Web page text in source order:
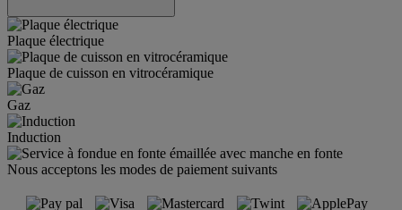
Plaque électrique
Plaque de cuisson en vitrocéramique
Gaz
Induction
Nous acceptons les modes de paiement suivants